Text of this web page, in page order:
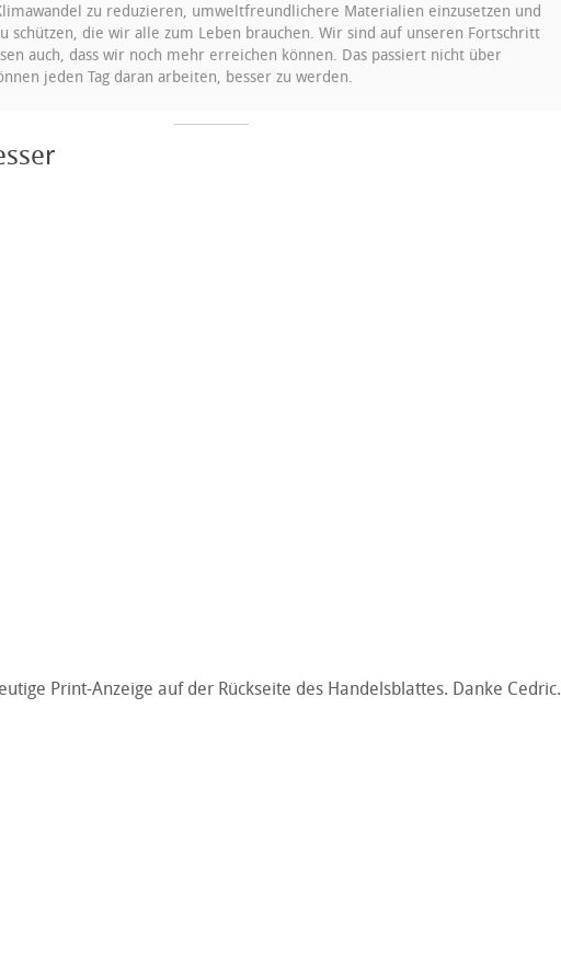
zu reduzieren, umweltfreundlichere Materialien einzusetzen und
schützen, die wir alle zum Leben brauchen. Wir sind auf unseren Fortschritt
auch, dass wir noch mehr erreichen können. Das passiert nicht über
jeden Tag daran arbeiten, besser zu werden.
Print-Anzeige auf der Rückseite des Handelsblattes. Danke Cedric.